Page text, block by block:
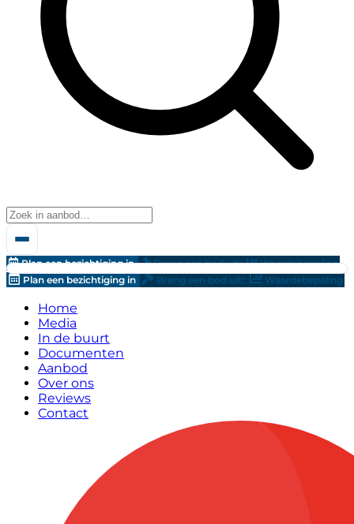
Plan een bezichtiging in Breng een bod uit!
Waardebepaling
Plan een bezichtiging in
Breng een bod uit! Waardebepaling
Home
Media
In de buurt
Documenten
Aanbod
Over ons
Reviews
Contact